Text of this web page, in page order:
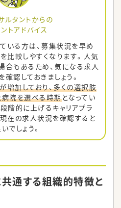
ルタントからの
トアドバイス
いる方は、募集状況を早め
比較しやすくなります。人気
もあるため、気になる求人
認しておきましょう。
加しており、多くの選択肢
病院を選べる時期となってい
階的に上げるキャリアプラ
在の求人状況を確認すると
でしょう。
共通する組織的特徴と